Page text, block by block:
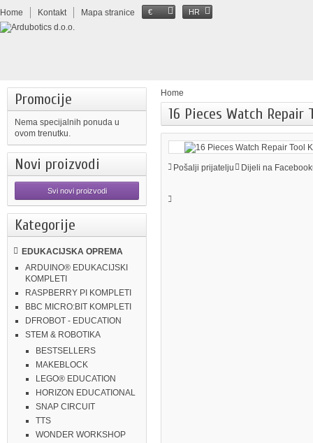
Home Kontakt Mapa stranice € HR
Promocije
Nema specijalnih ponuda u
ovom trenutku.
Novi proizvodi
Svi novi proizvodi
Kategorije
EDUKACIJSKA OPREMA
ARDUINO® EDUKACIJSKI
KOMPLETI
RASPBERRY PI KOMPLETI
BBC MICRO:BIT KOMPLETI
DFROBOT - EDUCATION
STEM & ROBOTIKA
BESTSELLERS
MAKEBLOCK
LEGO® EDUCATION
HORIZON EDUCATIONAL
SNAP CIRCUIT
TTS
WONDER WORKSHOP
Home
16 Pieces Watch
Pošalji prijatelju Dijeli na